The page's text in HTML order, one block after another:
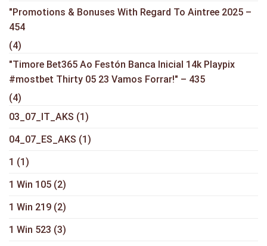
"Promotions & Bonuses With Regard To Aintree 2025 –
454
(4)
"Timore Bet365 Ao Festón Banca Inicial 14k Playpix
#mostbet Thirty 05 23 Vamos Forrar!" – 435
(4)
03_07_IT_AKS (1)
04_07_ES_AKS (1)
1 (1)
1 Win 105 (2)
1 Win 219 (2)
1 Win 523 (3)